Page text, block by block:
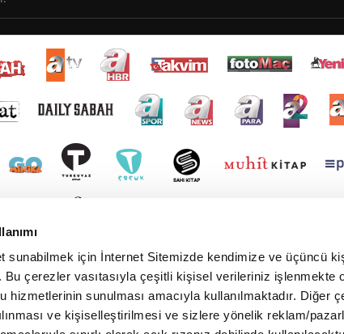
sunabilmek için İnternet Sitemizde kendimize ve üçüncü
Bu çerezler vasıtasıyla çeşitli kişisel verileriniz işlenmekte
hizmetlerinin sunulması amacıyla kullanılmaktadır. Diğer
ve kişiselleştirilmesi ve sizlere yönelik reklam/